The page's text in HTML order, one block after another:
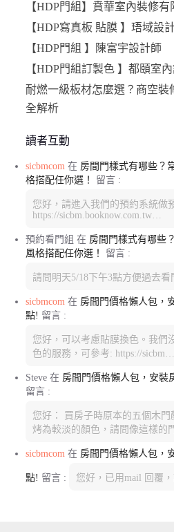
【HDP門組】賁華室內裝修有
【HDP寫真板 貼膜 】珸域設
【HDP門組 】陳富宇設計師
【HDP門組訂製色 】都頤室
耐燃一級板材怎麼選？商空裝
全解析
讀者互動
sicbmcom 在 房間門樣式有哪些？
格搭配任你選！
留言 :
您好，請進入我們的預約系統做
https://sicbm.booknow.com.tw…
預約看門組 在 房間門樣式有哪些
風格搭配任你選！
留言 :
請問明天5/18下午3點方便過去看
sicbmcom 在 房間門價格懶人包，
點! 留言 :
您好，可以考慮貼膜換色。我們
色的服務，可參考: https://sicbm…
Steve 在 房間門價格懶人包，安裝
留言 :
您好： 買房子時原本的五個木
烤為較淡的顏色，請問像這樣的
sicbmcom 在 房間門價格懶人包，
點! 留言 : 您好，已用mail 回覆